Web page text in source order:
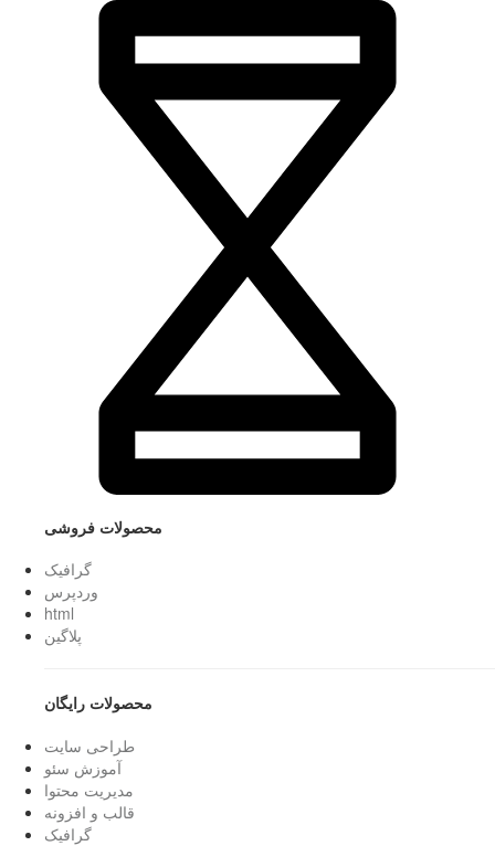
محصولات فروشی
گرافیک
وردپرس
html
پلاگین
محصولات رایگان
طراحی سایت
آموزش سئو
مدیریت محتوا
قالب و افزونه
گرافیک